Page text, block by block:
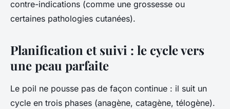
contre-indications (comme une grossesse ou
certaines pathologies cutanées).
Planification et suivi : le cycle vers
une peau parfaite
Le poil ne pousse pas de façon continue : il suit un
cycle en trois phases (anagène, catagène, télogène).